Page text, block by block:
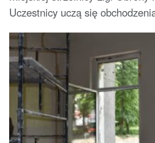
Uczestnicy uczą się